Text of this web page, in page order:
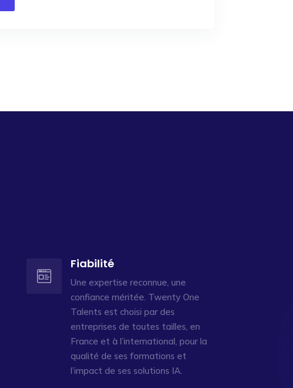
Fiabilité
Une expertise reconnue, une
confiance méritée. Twenty One
Talents est choisi par des
entreprises de toutes tailles, en
France et à l’international, pour la
qualité de ses formations et
l’impact de ses solutions IA.